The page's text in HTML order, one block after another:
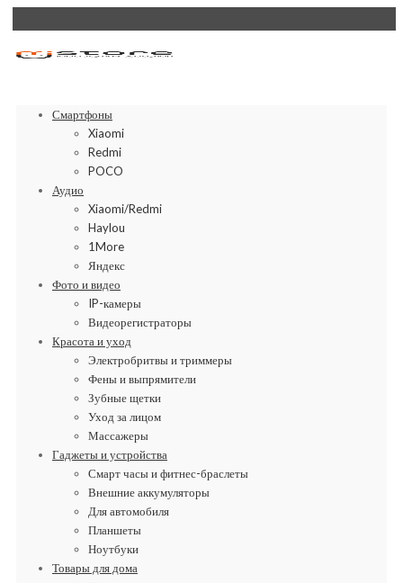
Смартфоны
Xiaomi
Redmi
POCO
Аудио
Xiaomi/Redmi
Haylou
1More
Яндекс
Фото и видео
IP-камеры
Видеорегистраторы
Красота и уход
Электробритвы и триммеры
Фены и выпрямители
Зубные щетки
Уход за лицом
Массажеры
Гаджеты и устройства
Смарт часы и фитнес-браслеты
Внешние аккумуляторы
Для автомобиля
Планшеты
Ноутбуки
Товары для дома